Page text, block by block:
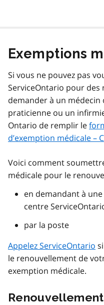
Exemptions
Si vous ne pouvez pas
ServiceOntario pour des
demander à un
praticienne ou un
Ontario de remplir le
d’exemption médicale –
Voici comment
médicale pour le
en demandant à
centre
par la poste
Appelez ServiceOntario
le renouvellement de
exemption médicale.